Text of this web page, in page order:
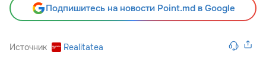
Подпишитесь на новости Point.md в Google
Источник Realitatea